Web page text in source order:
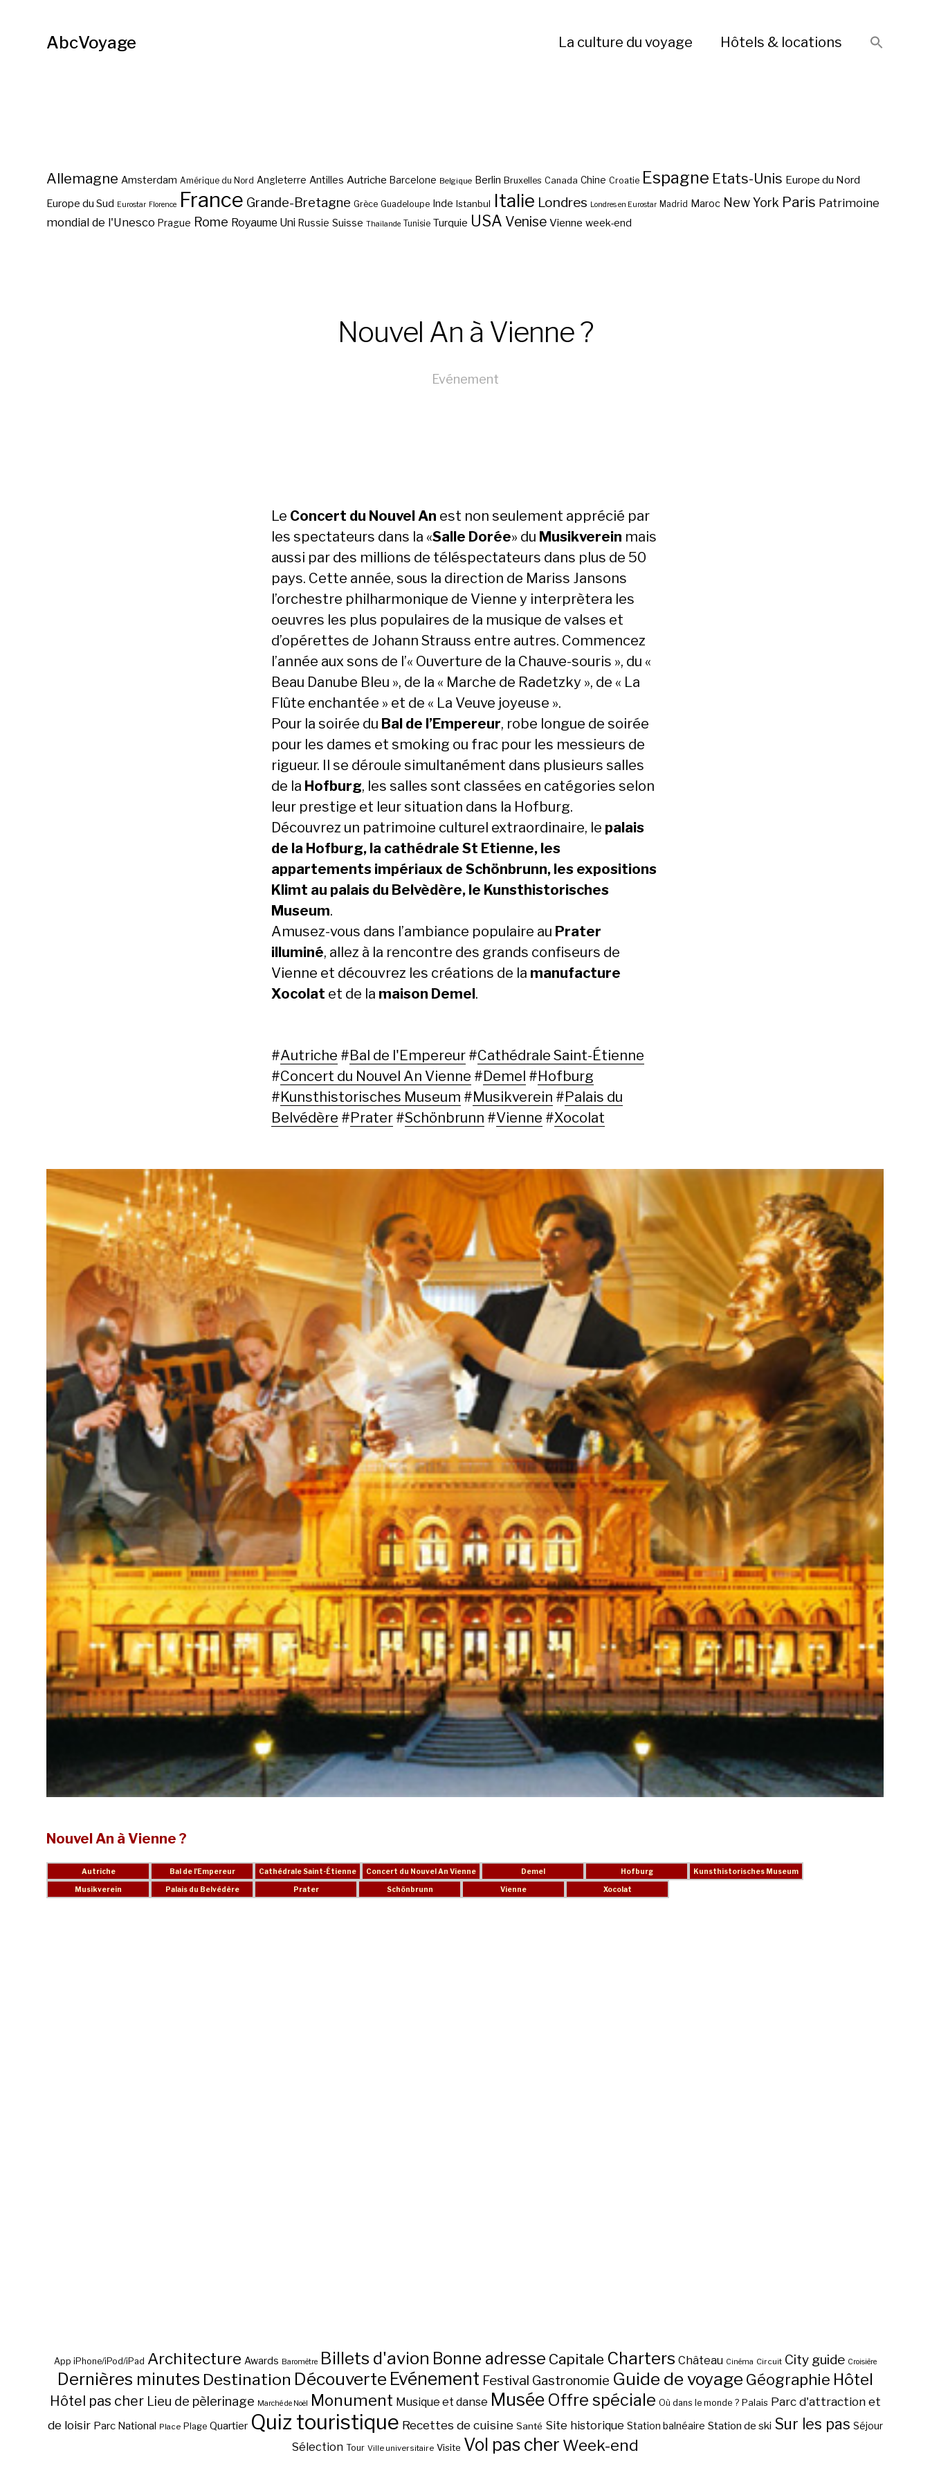
AbcVoyage La culture du voyage Hôtels & locations
Allemagne Amsterdam Amérique du Nord Angleterre Antilles Autriche Barcelone Belgique Berlin Bruxelles Canada Chine Croatie Espagne Etats-Unis Europe du Nord
Europe du Sud Eurostar Florence France Grande-Bretagne Grèce Guadeloupe Inde Istanbul Italie Londres Londres en Eurostar Madrid Maroc New York Paris Patrimoine
mondial de l'Unesco Prague Rome Royaume Uni Russie Suisse Thaïlande Tunisie Turquie USA Venise Vienne week-end
Nouvel An à Vienne ?
Evénement
Le Concert du Nouvel An est non seulement apprécié par
les spectateurs dans la «Salle Dorée» du Musikverein mais
aussi par des millions de téléspectateurs dans plus de 50
pays. Cette année, sous la direction de Mariss Jansons
l’orchestre philharmonique de Vienne y interprètera les
oeuvres les plus populaires de la musique de valses et
d’opérettes de Johann Strauss entre autres. Commencez
l’année aux sons de l’« Ouverture de la Chauve-souris », du «
Beau Danube Bleu », de la « Marche de Radetzky », de « La
Flûte enchantée » et de « La Veuve joyeuse ».
Pour la soirée du Bal de l’Empereur, robe longue de soirée
pour les dames et smoking ou frac pour les messieurs de
rigueur. Il se déroule simultanément dans plusieurs salles
de la Hofburg, les salles sont classées en catégories selon
leur prestige et leur situation dans la Hofburg.
Découvrez un patrimoine culturel extraordinaire, le palais
de la Hofburg, la cathédrale St Etienne, les
appartements impériaux de Schönbrunn, les expositions
Klimt au palais du Belvèdère, le Kunsthistorisches
Museum.
Amusez-vous dans l’ambiance populaire au Prater
illuminé, allez à la rencontre des grands confiseurs de
Vienne et découvrez les créations de la manufacture
Xocolat et de la maison Demel.
#Autriche #Bal de l'Empereur #Cathédrale Saint-Étienne
#Concert du Nouvel An Vienne #Demel #Hofburg
#Kunsthistorisches Museum #Musikverein #Palais du
Belvédère #Prater #Schönbrunn #Vienne #Xocolat
Nouvel An à Vienne ?
App iPhone/iPod/iPad Architecture Awards Baromètre Billets d'avion Bonne adresse Capitale Charters Château Cinéma Circuit City guide Croisière
Dernières minutes Destination Découverte Evénement Festival Gastronomie Guide de voyage Géographie Hôtel
Hôtel pas cher Lieu de pèlerinage Marché de Noël Monument Musique et danse Musée Offre spéciale Où dans le monde ? Palais Parc d'attraction et
de loisir Parc National Place Plage Quartier Quiz touristique Recettes de cuisine Santé Site historique Station balnéaire Station de ski Sur les pas Séjour
Sélection Tour Ville universitaire Visite Vol pas cher Week-end